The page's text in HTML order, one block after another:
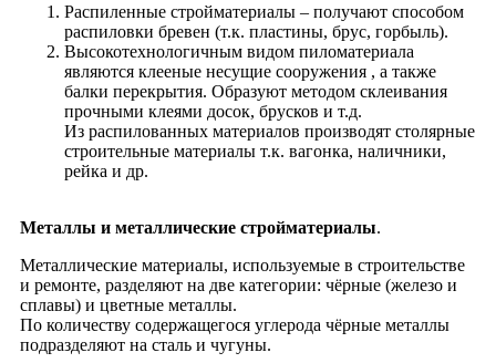
Распиленные стройматериалы – получают способом
распиловки бревен (т.к. пластины, брус, горбыль).
Высокотехнологичным видом пиломатериала
являются клееные несущие сооружения , а также
балки перекрытия. Образуют методом склеивания
прочными клеями досок, брусков и т.д.
Из распилованных материалов производят столярные
строительные материалы т.к. вагонка, наличники,
рейка и др.
Металлы и металлические стройматериалы.
Металлические материалы, используемые в строительстве
и ремонте, разделяют на две категории: чёрные (железо и
сплавы) и цветные металлы.
По количеству содержащегося углерода чёрные металлы
подразделяют на сталь и чугуны.